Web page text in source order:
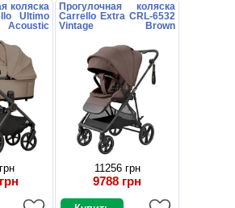
коляска
Ultimo
с
Прогулочная коляска
Carrello Extra CRL-6532
Vintage Brown
11256 грн
9788 грн